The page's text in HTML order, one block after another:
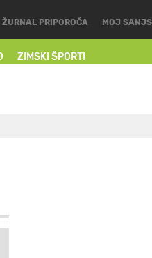
ZIMSKI ŠPORTI
ŽURNAL PRIPOROČA MOJ